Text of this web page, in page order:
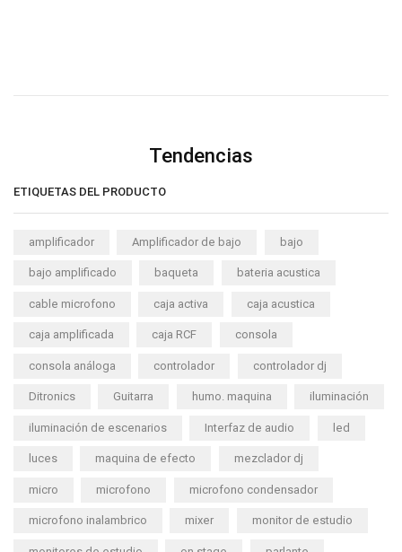
Tendencias
ETIQUETAS DEL PRODUCTO
amplificador Amplificador de bajo bajo
bajo amplificado baqueta bateria acustica
cable microfono caja activa caja acustica
caja amplificada caja RCF consola
consola análoga controlador controlador dj
Ditronics Guitarra humo. maquina iluminación
iluminación de escenarios Interfaz de audio led
luces maquina de efecto mezclador dj
micro microfono microfono condensador
microfono inalambrico mixer monitor de estudio